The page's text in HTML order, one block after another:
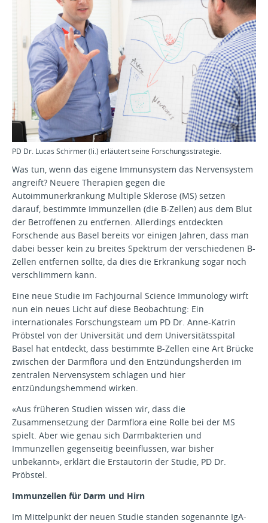
PD Dr. Lucas Schirmer (li.) erläutert seine Forschungsstrategie.
Was tun, wenn das eigene Immunsystem das Nervensystem
angreift? Neuere Therapien gegen die
Autoimmunerkrankung Multiple Sklerose (MS) setzen
darauf, bestimmte Immunzellen (die B-Zellen) aus dem Blut
der Betroffenen zu entfernen. Allerdings entdeckten
Forschende aus Basel bereits vor einigen Jahren, dass man
dabei besser kein zu breites Spektrum der verschiedenen B-
Zellen entfernen sollte, da dies die Erkrankung sogar noch
verschlimmern kann.
Eine neue Studie im Fachjournal Science Immunology wirft
nun ein neues Licht auf diese Beobachtung: Ein
internationales Forschungsteam um PD Dr. Anne-Katrin
Pröbstel von der Universität und dem Universitätsspital
Basel hat entdeckt, dass bestimmte B-Zellen eine Art Brücke
zwischen der Darmflora und den Entzündungsherden im
zentralen Nervensystem schlagen und hier
entzündungshemmend wirken.
«Aus früheren Studien wissen wir, dass die
Zusammensetzung der Darmflora eine Rolle bei der MS
spielt. Aber wie genau sich Darmbakterien und
Immunzellen gegenseitig beeinflussen, war bisher
unbekannt», erklärt die Erstautorin der Studie, PD Dr.
Pröbstel.
Immunzellen für Darm und Hirn
Im Mittelpunkt der neuen Studie standen sogenannte IgA-